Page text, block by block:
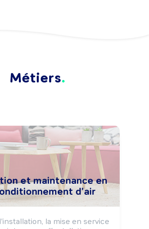
Métiers
et maintenance en
d'air
la mise en service